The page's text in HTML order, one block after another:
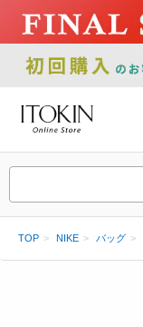
TOP NIKE バッグ